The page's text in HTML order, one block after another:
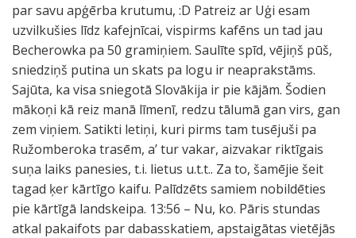
par savu apģērba krutumu, :D Patreiz ar Uģi esam
uzvilkušies līdz kafejnīcai, vispirms kafēns un tad jau
Becherowka pa 50 gramiņiem. Saulīte spīd, vējiņš pūš,
sniedziņš putina un skats pa logu ir neaprakstāms.
Sajūta, ka visa sniegotā Slovākija ir pie kājām. Šodien
mākoņi kā reiz manā līmenī, redzu tālumā gan virs, gan
zem viņiem. Satikti letiņi, kuri pirms tam tusējuši pa
Ružomberoka trasēm, a’ tur vakar, aizvakar riktīgais
suņa laiks panesies, t.i. lietus u.t.t.. Za to, šamējie šeit
tagad ķer kārtīgo kaifu. Palīdzēts samiem nobildēties
pie kārtīgā landskeipa. 13:56 – Nu, ko. Pāris stundas
atkal pakaifots par dabasskatiem, apstaigātas vietējās